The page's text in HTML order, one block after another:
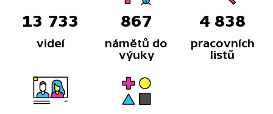
13 733
videí
867
námětů do
výuky
4 838
pracovních
listů